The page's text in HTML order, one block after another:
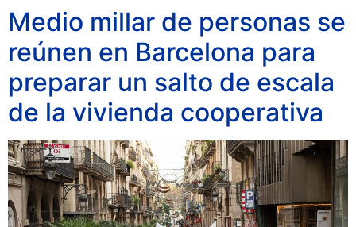
Medio millar de personas se
reúnen en Barcelona para
preparar un salto de escala
de la vivienda cooperativa